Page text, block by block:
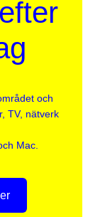
och
TV, nätverk
Mac.